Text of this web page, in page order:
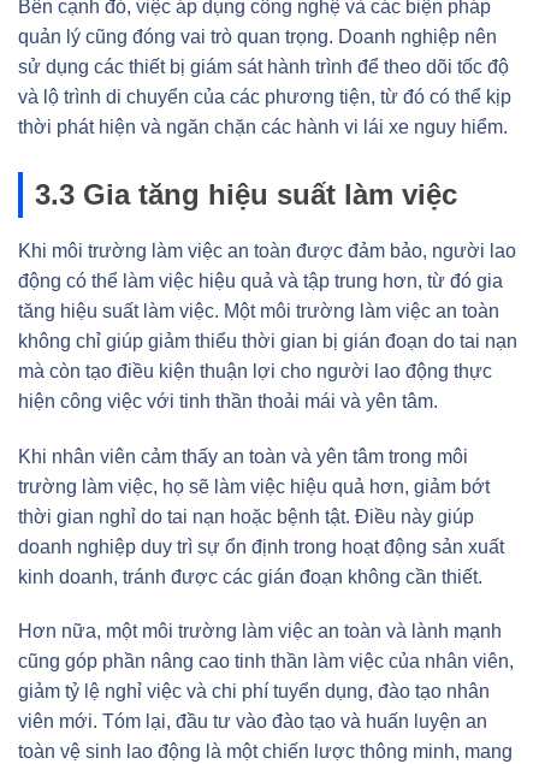
Bên cạnh đó, việc áp dụng công nghệ và các biện pháp
quản lý cũng đóng vai trò quan trọng. Doanh nghiệp nên
sử dụng các thiết bị giám sát hành trình để theo dõi tốc độ
và lộ trình di chuyển của các phương tiện, từ đó có thể kịp
thời phát hiện và ngăn chặn các hành vi lái xe nguy hiểm.
3.3 Gia tăng hiệu suất làm việc
Khi môi trường làm việc an toàn được đảm bảo, người lao
động có thể làm việc hiệu quả và tập trung hơn, từ đó gia
tăng hiệu suất làm việc. Một môi trường làm việc an toàn
không chỉ giúp giảm thiểu thời gian bị gián đoạn do tai nạn
mà còn tạo điều kiện thuận lợi cho người lao động thực
hiện công việc với tinh thần thoải mái và yên tâm.
Khi nhân viên cảm thấy an toàn và yên tâm trong môi
trường làm việc, họ sẽ làm việc hiệu quả hơn, giảm bớt
thời gian nghỉ do tai nạn hoặc bệnh tật. Điều này giúp
doanh nghiệp duy trì sự ổn định trong hoạt động sản xuất
kinh doanh, tránh được các gián đoạn không cần thiết.
Hơn nữa, một môi trường làm việc an toàn và lành mạnh
cũng góp phần nâng cao tinh thần làm việc của nhân viên,
giảm tỷ lệ nghỉ việc và chi phí tuyển dụng, đào tạo nhân
viên mới. Tóm lại, đầu tư vào đào tạo và huấn luyện an
toàn vệ sinh lao động là một chiến lược thông minh, mang